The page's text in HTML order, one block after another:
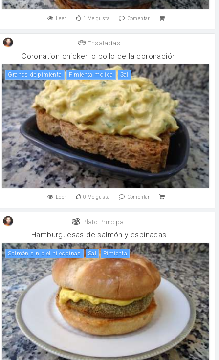
Leer 1 Me gusta Comentar
Ensaladas
Coronation chicken o pollo de la coronación
Granos de pimienta Pimienta molida sal
Leer 0 Me gusta Comentar
Plato Principal
Hamburguesas de salmón y espinacas
Salmón sin piel ni espinas sal pimienta